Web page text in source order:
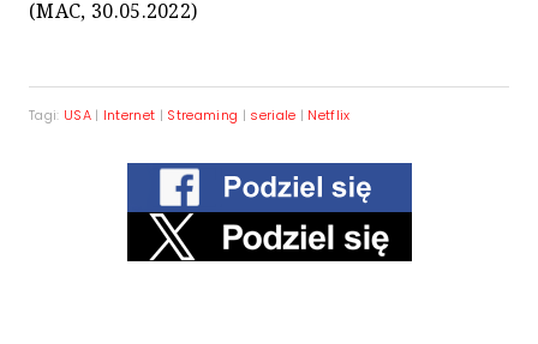
(MAC, 30.05.2022)
Tagi: USA | Internet | Streaming | seriale | Netflix